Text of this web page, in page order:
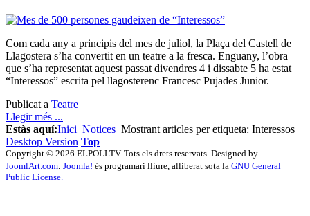
Com cada any a principis del mes de juliol, la Plaça del Castell de
Llagostera s’ha convertit en un teatre a la fresca. Enguany, l’obra
que s’ha representat aquest passat divendres 4 i dissabte 5 ha estat
“Interessos” escrita pel llagosterenc Francesc Pujades Junior.
Publicat a Teatre
Llegir més ...
Estàs aquí:Inici Notices Mostrant articles per etiqueta: Interessos
Desktop Version Top
Copyright © 2026 ELPOLLTV. Tots els drets reservats. Designed by
JoomlArt.com Joomla! és programari lliure, alliberat sota la GNU General
Public License.